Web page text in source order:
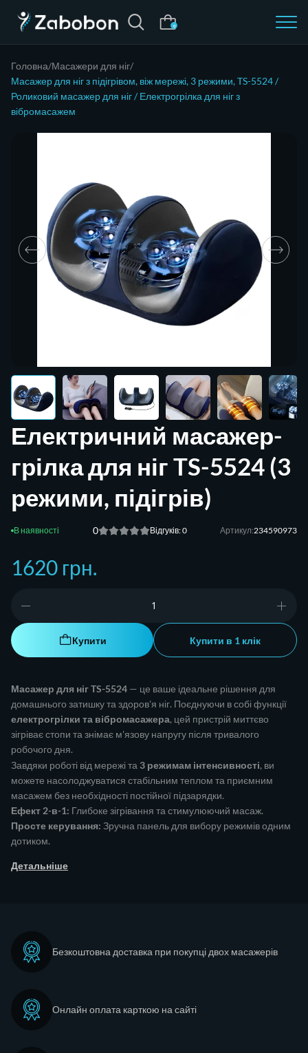
0
Головна Масажери для ніг
Масажер для ніг з підігрівом, віж мережі, 3 режими, TS-5524 /
Роликовий масажер для ніг / Електрогрілка для ніг з
вібромасажем
Електричний масажер-
грілка для ніг TS-5524 (3
режими, підігрів)
0 Відгуків: 0 Артикул:234590973
1620 грн.
Купити Купити в 1 клік
Масажер для ніг TS-5524 — це ваше ідеальне рішення для
домашнього затишку та здоров'я ніг. Поєднуючи в собі функції
електрогрілки та вібромасажера, цей пристрій миттєво
зігріває стопи та знімає м'язову напругу після тривалого
робочого дня.
Завдяки роботі від мережі та 3 режимам інтенсивності, ви
можете насолоджуватися стабільним теплом та приємним
масажем без необхідності постійної підзарядки.
Ефект 2-в-1: Глибоке зігрівання та стимулюючий масаж.
Просте керування: Зручна панель для вибору режимів одним
дотиком.
Детальніше
Безкоштовна доставка при покупці двох масажерів
Онлайн оплата карткою на сайті